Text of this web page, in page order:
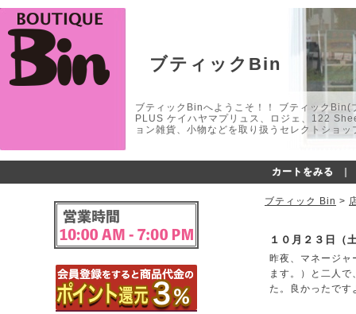
ブティックBin
ブティックBinへようこそ！！ ブティック
PLUS ケイハヤマプリュス、ロジェ、122
ョン雑貨、小物などを取り扱うセレクトショ
カートをみる
ブティック Bin >
１０月２３日（
昨夜、マネージャ
ます。）と二人
た。良かったです